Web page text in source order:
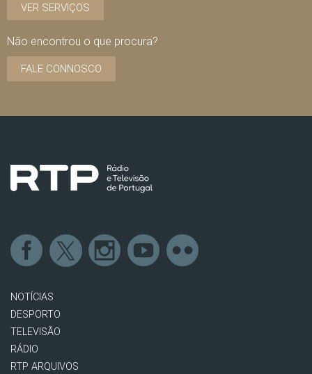
VER SERVIÇOS
Não encontrou o que procura?
FALE CONNOSCO
NOTÍCIAS
DESPORTO
TELEVISÃO
RÁDIO
RTP ARQUIVOS